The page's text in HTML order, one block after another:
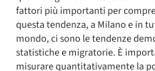
fattori più importanti per
questa tendenza, a Milano e in
mondo, ci sono le tendenze
statistiche e migratorie. È
misurare quantitativamente la